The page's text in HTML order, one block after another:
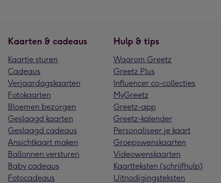
Kaarten & cadeaus
Kaartje sturen
Cadeaus
Verjaardagskaarten
Fotokaarten
Bloemen bezorgen
Geslaagd kaarten
Geslaagd cadeaus
Ansichtkaart maken
Ballonnen versturen
Baby cadeaus
Fotocadeaus
Hulp & tips
Waarom Greetz
Greetz Plus
Influencer co-collecties
MyGreetz
Greetz-app
Greetz-kalender
Personaliseer je kaart
Groepswenskaarten
Videowenskaarten
Kaartteksten (schrijfhulp)
Uitnodigingsteksten